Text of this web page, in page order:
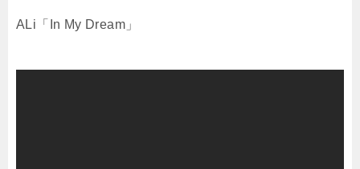
ALi「In My Dream」